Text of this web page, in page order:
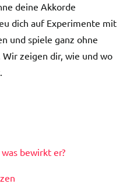
deine Akkorde
dich auf Experimente mit
und spiele ganz ohne
zeigen dir, wie und wo
bewirkt er?